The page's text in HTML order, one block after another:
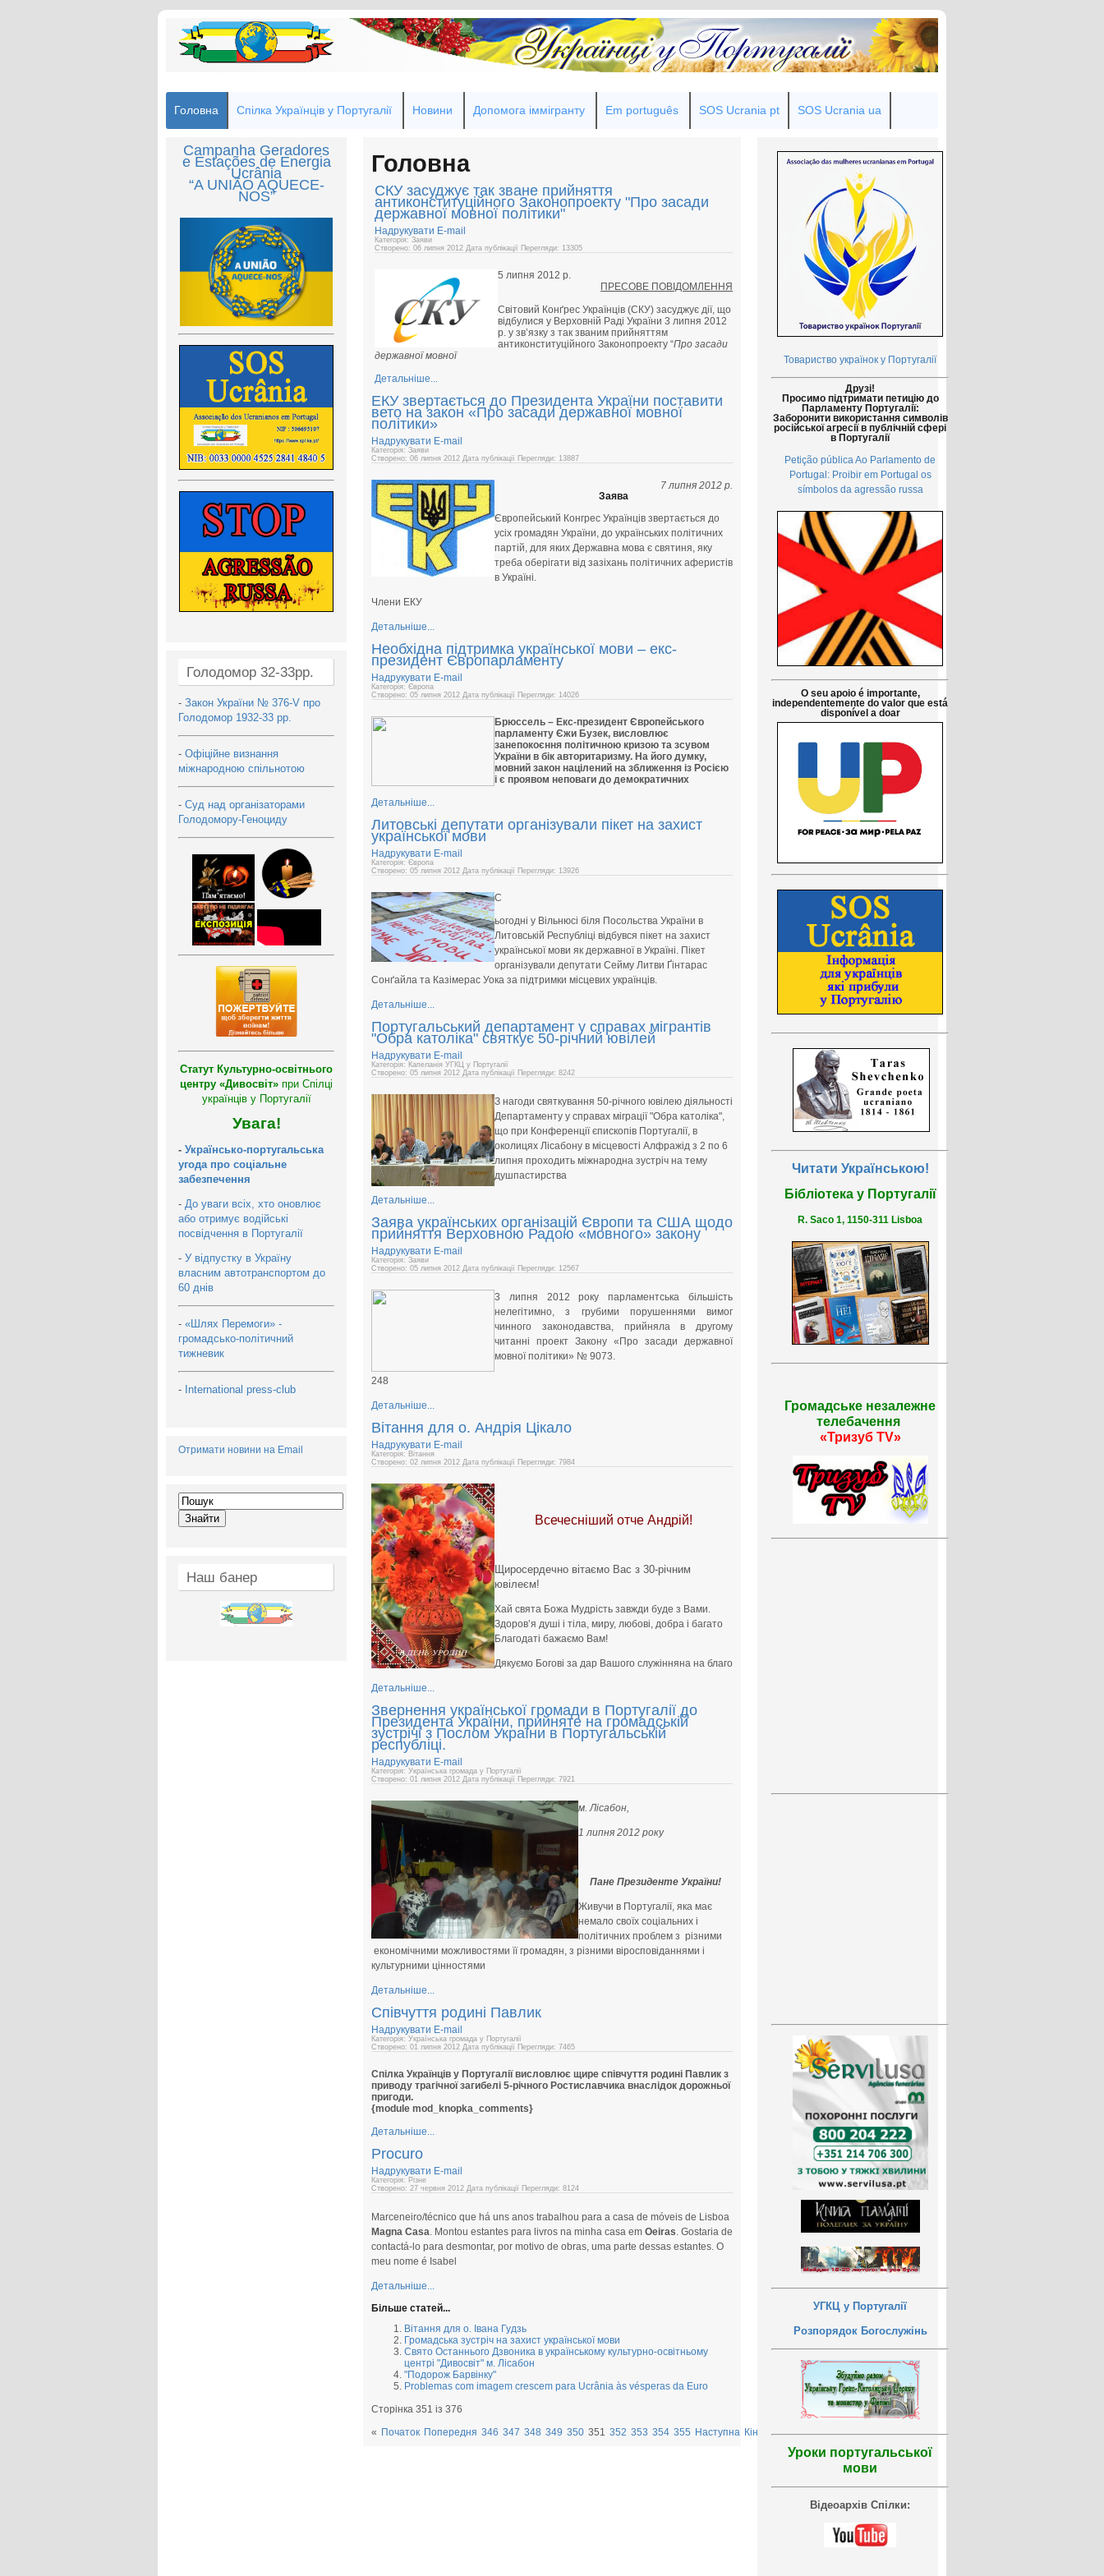
Головна Спілка Українців у Португалії Новини Допомога іммігранту Em português SOS Ucrania pt SOS Ucrania ua
Campanha Geradores
e Estações de Energia
Ucrânia
“A UNIÃO AQUECE-
NOS”
Голодомор 32-33рр.
- Закон України № 376-V про
Голодомор 1932-33 рр.
- Офіційне визнання
міжнародною спільнотою
- Суд над організаторами
Голодомору-Геноциду
Статут Культурно-освітнього
центру «Дивосвіт» при Спілці
українців у Португалії
Увага!
- Українсько-португальська
угода про соціальне
забезпечення
- До уваги всіх, хто оновлює
або отримує водійські
посвідчення в Португалії
- У відпустку в Україну
власним автотранспортом до
60 днів
- «Шлях Перемоги» -
громадсько-політичний
тижневик
- International press-club
Отримати новини на Email
Наш банер
Головна
СКУ засуджує так зване прийняття
антиконституційного Законопроекту "Про засади
державної мовної політики"
Надрукувати E-mail
Категорія: Заяви
Створено: 06 липня 2012 Дата публікації Перегляди: 13305
5 липня 2012 р.
ПРЕСОВЕ ПОВІДОМЛЕННЯ
Світовий Конґрес Українців (СКУ) засуджує дії, що
відбулися у Верховній Раді України 3 липня 2012
р. у зв’язку з так званим прийняттям
антиконституційного Законопроекту “Про засади
державної мовної
Детальніше...
ЕКУ звертається до Президента України поставити
вето на закон «Про засади державної мовної
політики»
Надрукувати E-mail
Категорія: Заяви
Створено: 06 липня 2012 Дата публікації Перегляди: 13887
7 липня 2012 р.
Заява
Європейський Конгрес Українців звертається до
усіх громадян України, до українських політичних
партій, для яких Державна мова є святиня, яку
треба оберігати від зазіхань політичних аферистів
в Україні.
Члени ЕКУ
Детальніше...
Необхідна підтримка української мови – екс-
президент Європарламенту
Надрукувати E-mail
Категорія: Європа
Створено: 05 липня 2012 Дата публікації Перегляди: 14026
Брюссель – Екс-президент Європейського
парламенту Єжи Бузек, висловлює
занепокоєння політичною кризою та зсувом
України в бік авторитаризму. На його думку,
мовний закон націлений на зближення із Росією
і є проявом неповаги до демократичних
Детальніше...
Литовські депутати організували пікет на захист
української мови
Надрукувати E-mail
Категорія: Європа
Створено: 05 липня 2012 Дата публікації Перегляди: 13926
С
ьогодні у Вільнюсі біля Посольства України в
Литовській Республіці відбувся пікет на захист
української мови як державної в Україні. Пікет
організували депутати Сейму Литви Ґінтарас
Сонґайла та Казімерас Уока за підтримки місцевих українців.
Детальніше...
Португальський департамент у справах мігрантів
"Обра католіка" святкує 50-річний ювілей
Надрукувати E-mail
Категорія: Капеланія УГКЦ у Португалії
Створено: 05 липня 2012 Дата публікації Перегляди: 8242
З нагоди святкування 50-річного ювілею діяльності
Департаменту у справах міграції "Обра католіка",
що при Конференції єпископів Португалії, в
околицях Лісабону в місцевості Алфражід з 2 по 6
липня проходить міжнародна зустріч на тему
душпастирства
Детальніше...
Заява українських організацій Європи та США щодо
прийняття Верховною Радою «мовного» закону
Надрукувати E-mail
Категорія: Заяви
Створено: 05 липня 2012 Дата публікації Перегляди: 12567
3 липня 2012 року парламентська більшість
нелегітимно, з грубими порушеннями вимог
чинного законодавства, прийняла в другому
читанні проект Закону «Про засади державної
мовної політики» № 9073.
248
Детальніше...
Вітання для о. Андрія Цікало
Надрукувати E-mail
Категорія: Вітання
Створено: 02 липня 2012 Дата публікації Перегляди: 7984
Всечесніший отче Андрій!
Щиросердечно вітаємо Вас з 30-річним
ювілеєм!
Хай свята Божа Мудрість завжди буде з Вами.
Здоров’я душі і тіла, миру, любові, добра і багато
Благодаті бажаємо Вам!
Дякуємо Богові за дар Вашого служінняна на благо
Детальніше...
Звернення української громади в Португалії до
Президента України, прийняте на громадській
зустрічі з Послом України в Португальській
республіці.
Надрукувати E-mail
Категорія: Українська громада у Португалії
Створено: 01 липня 2012 Дата публікації Перегляди: 7921
м. Лісабон,
1 липня 2012 року
Пане Президенте України!
Живучи в Португалії, яка має
немало своїх соціальних і
політичних проблем з різними
економічними можливостями її громадян, з різними віросповіданнями і
культурними цінностями
Детальніше...
Співчуття родині Павлик
Надрукувати E-mail
Категорія: Українська громада у Португалії
Створено: 01 липня 2012 Дата публікації Перегляди: 7465
Спілка Українців у Португалії висловлює щире співчуття родині Павлик з
приводу трагічної загибелі 5-річного Ростиславчика внаслідок дорожньої
пригоди.
{module mod_knopka_comments}
Детальніше...
Procuro
Надрукувати E-mail
Категорія: Різне
Створено: 27 червня 2012 Дата публікації Перегляди: 8124
Marceneiro/técnico que há uns anos trabalhou para a casa de móveis de Lisboa
Magna Casa . Montou estantes para livros na minha casa em Oeiras . Gostaria de
contactá-lo para desmontar, por motivo de obras, uma parte dessas estantes. O
meu nome é Isabel
Детальніше...
Більше статей...
Вітання для о. Івана Гудзь
Громадська зустріч на захист української мови
Свято Останнього Дзвоника в українському культурно-освітньому
центрі "Дивосвіт" м. Лісабон
"Подорож Барвінку"
Problemas com imagem crescem para Ucrânia às vésperas da Euro
Сторінка 351 із 376
« Початок Попередня 346 347 348 349 350 351 352 353 354 355 Наступна Кінець »
Товариство українок у Португалії
Друзі!
Просимо підтримати петицію до
Парламенту Португалії:
Заборонити використання символів
російської агресії в публічній сфері
в Португалії
Petição pública Ao Parlamento de
Portugal: Proibir em Portugal os
símbolos da agressão russa
O seu apoio é importante,
independentemente do valor que está
disponível a doar
Читати Українською!
Бібліотека у Португалії
R. Saco 1, 1150-311 Lisboa
Громадське незалежне
телебачення
«Тризуб TV»
УГКЦ у Португалії
Розпорядок Богослужінь
Уроки португальської
мови
Відеоархів Спілки: